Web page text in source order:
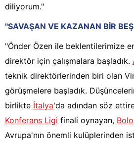
diliyorum."
"SAVAŞAN VE KAZANAN BİR
"Önder Özen ile beklentilerimize
direktör için çalışmalara başladık.
teknik direktörlerinden biri olan
görüşmelere başladık.
birlikte İtalya'da adından söz
Konferans Ligi finali oynayan,
Avrupa'nın önemli kulüplerinden